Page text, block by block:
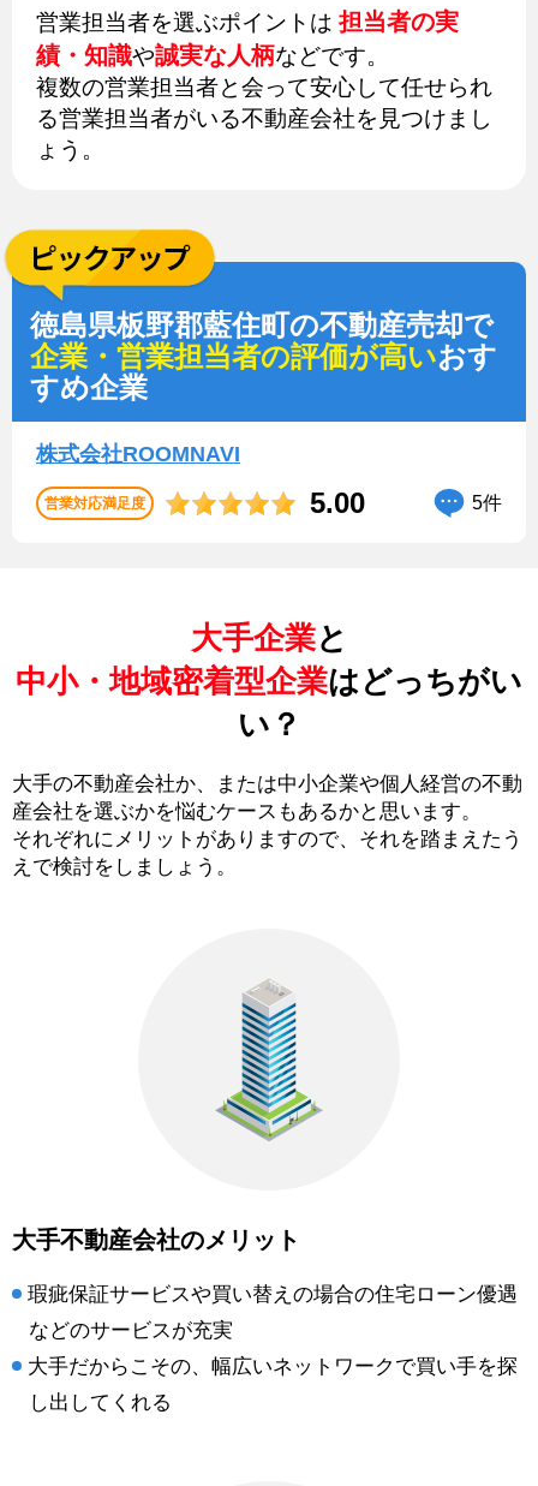
営業担当者を選ぶポイントは 担当者の実
績・知識や誠実な人柄などです。
複数の営業担当者と会って安心して任せられ
る営業担当者がいる不動産会社を見つけまし
ょう。
徳島県板野郡藍住町の不動産売却で
企業・営業担当者の評価が高いおす
すめ企業
株式会社ROOMNAVI
営業対応満足度 5.00 5件
大手企業と
中小・地域密着型企業はどっちがい
い？
大手の不動産会社か、または中小企業や個人経営の不動
産会社を選ぶかを悩むケースもあるかと思います。
それぞれにメリットがありますので、それを踏まえたう
えで検討をしましょう。
大手不動産会社のメリット
瑕疵保証サービスや買い替えの場合の住宅ローン優遇
などのサービスが充実
大手だからこその、幅広いネットワークで買い手を探
し出してくれる